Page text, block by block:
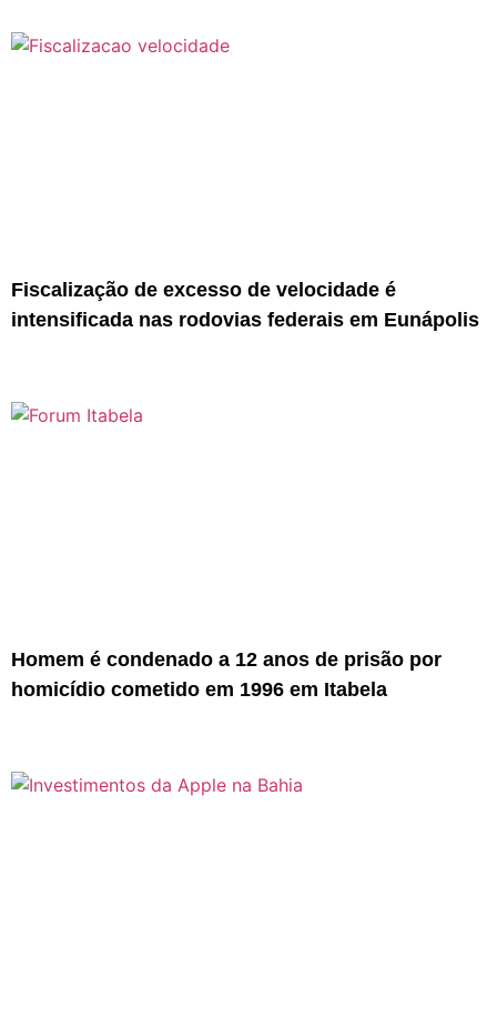
Fiscalização de excesso de velocidade é
intensificada nas rodovias federais em Eunápolis
Homem é condenado a 12 anos de prisão por
homicídio cometido em 1996 em Itabela